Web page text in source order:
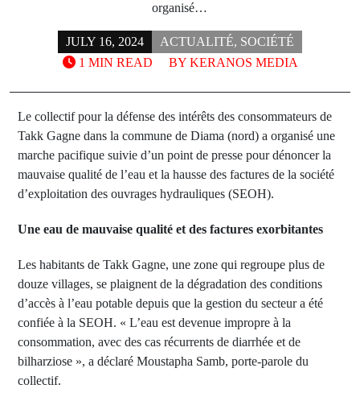
organisé…
JULY 16, 2024 ACTUALITÉ, SOCIÉTÉ
BY KERANOS MEDIA
1 MIN READ
Le collectif pour la défense des intérêts des consommateurs de
Takk Gagne dans la commune de Diama (nord) a organisé une
marche pacifique suivie d’un point de presse pour dénoncer la
mauvaise qualité de l’eau et la hausse des factures de la société
d’exploitation des ouvrages hydrauliques (SEOH).
Une eau de mauvaise qualité et des factures exorbitantes
Les habitants de Takk Gagne, une zone qui regroupe plus de
douze villages, se plaignent de la dégradation des conditions
d’accès à l’eau potable depuis que la gestion du secteur a été
confiée à la SEOH. « L’eau est devenue impropre à la
consommation, avec des cas récurrents de diarrhée et de
bilharziose », a déclaré Moustapha Samb, porte-parole du
collectif.